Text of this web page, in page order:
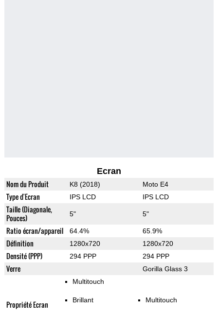
Ecran
Nom du Produit K8 (2018) Moto E4
Type d'Ecran IPS LCD IPS LCD
Taille (Diagonale,
Pouces)
5" 5"
Ratio écran/appareil 64.4% 65.9%
Définition 1280x720 1280x720
Densité (PPP) 294 PPP 294 PPP
Verre Gorilla Glass 3
Propriété Ecran
Multitouch
Brillant Multitouch